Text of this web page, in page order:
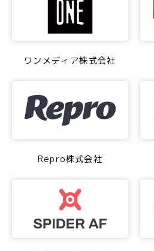
ワンメディア株式会社
Repro株式会社